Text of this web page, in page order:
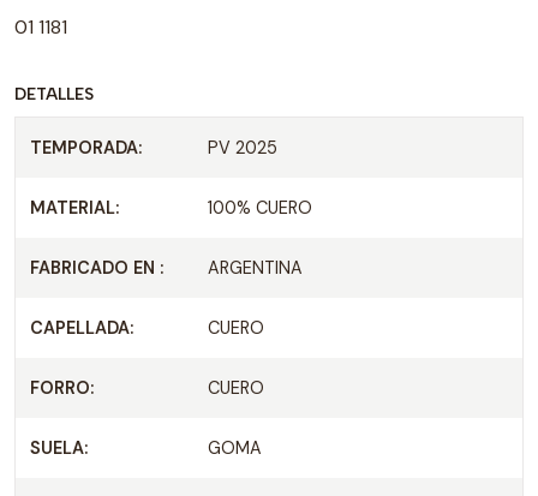
01 1181
DETALLES
TEMPORADA: PV 2025
MATERIAL: 100% CUERO
FABRICADO EN : ARGENTINA
CAPELLADA: CUERO
FORRO: CUERO
SUELA: GOMA